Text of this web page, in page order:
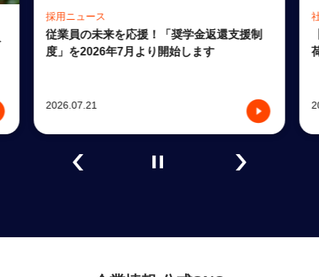
採用ニュース
従業員の未来を応援！「奨学金返還支援制
度」を2026年7月より開始します
2026.07.21